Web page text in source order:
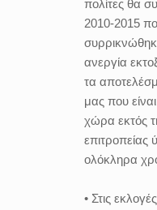
πολίτες θα
2010-2015
ανεργία
τα
μας που
χώρα εκτός
επιτροπείας
ολόκληρα
• Στις